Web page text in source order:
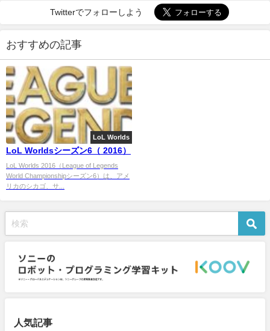
Twitterでフォローしよう
おすすめの記事
LoL Worlds
LoL Worldsシーズン6（ 2016）
LoL Worlds 2016（League of Legends
World Championshipシーズン6）は、アメ
リカのシカゴ、サ...
人気記事